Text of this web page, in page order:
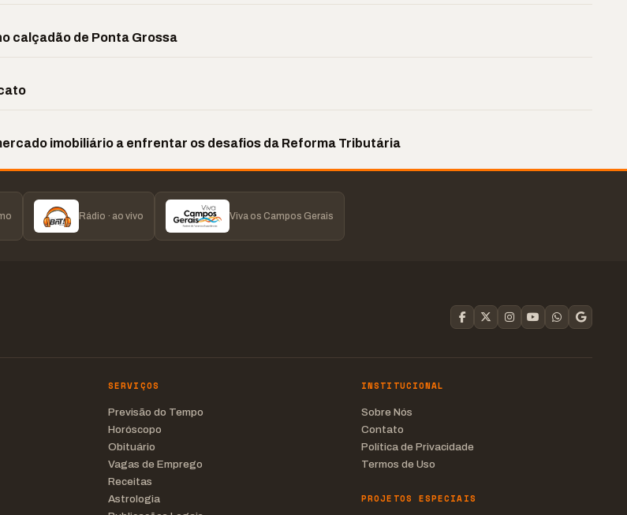
calçadão de Ponta Grossa
imobiliário a enfrentar os desafios da Reforma Tributária
Rádio · ao vivo Viva os Campos Gerais
SERVIÇOS
Previsão do Tempo
Horóscopo
Obituário
Vagas de Emprego
Receitas
Astrologia
INSTITUCIONAL
Sobre Nós
Contato
Política de Privacidade
Termos de Uso
PROJETOS ESPECIAIS